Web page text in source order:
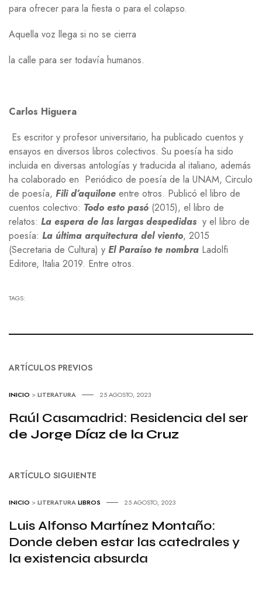
para ofrecer para la fiesta o para el colapso.
Aquella voz llega si no se cierra
la calle para ser todavía humanos.
Carlos Higuera
Es escritor y profesor universitario, ha publicado cuentos y
ensayos en diversos libros colectivos. Su poesía ha sido
incluida en diversas antologías y traducida al italiano, además
ha colaborado en Periódico de poesía de la UNAM, Circulo
de poesía, Fili d’aquilone entre otros. Publicó el libro de
cuentos colectivo: Todo esto pasó (2015), el libro de
relatos: La espera de las largas despedidas y el libro de
poesía: La última arquitectura del viento, 2015
(Secretaria de Cultura) y El Paraíso te nombra Ladolfi
Editore, Italia 2019. Entre otros.
TAGS:
ARTÍCULOS PREVIOS
INICIO >LITERATURA 25 AGOSTO, 2023
Raúl Casamadrid: Residencia del ser
de Jorge Díaz de la Cruz
ARTÍCULO SIGUIENTE
INICIO >LITERATURALIBROS 25 AGOSTO, 2023
Luis Alfonso Martínez Montaño:
Donde deben estar las catedrales y
la existencia absurda